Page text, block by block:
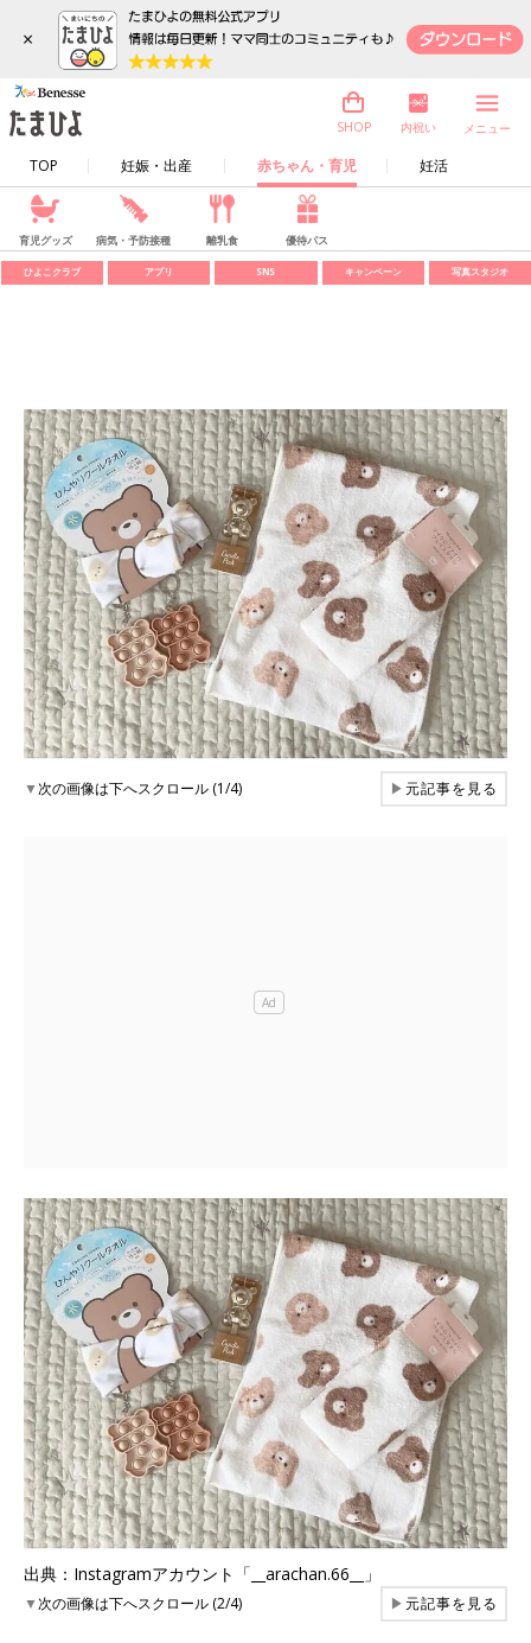
×
TOP 妊娠・出産 赤ちゃん・育児 妊活
SHOP 内祝い メニュー
育児グッズ 病気・予防接種 離乳食 優待パス
ひよこクラブ アプリ SNS キャンペーン 写真スタジオ
▼次の画像は下へスクロール (1/4) ▶元記事を見る
出典：Instagramアカウント「__arachan.66__」
▼次の画像は下へスクロール (2/4) ▶元記事を見る